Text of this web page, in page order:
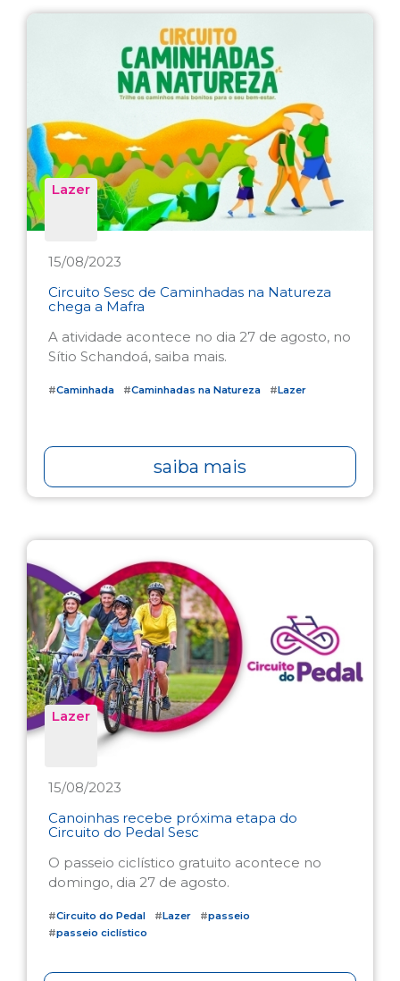
Lazer
15/08/2023
Circuito Sesc de Caminhadas na Natureza
chega a Mafra
A atividade acontece no dia 27 de agosto, no
Sítio Schandoá, saiba mais.
#Caminhada #Caminhadas na Natureza #Lazer
saiba mais
Lazer
15/08/2023
Canoinhas recebe próxima etapa do
Circuito do Pedal Sesc
O passeio ciclístico gratuito acontece no
domingo, dia 27 de agosto.
#Circuito do Pedal #Lazer #passeio
#passeio ciclístico